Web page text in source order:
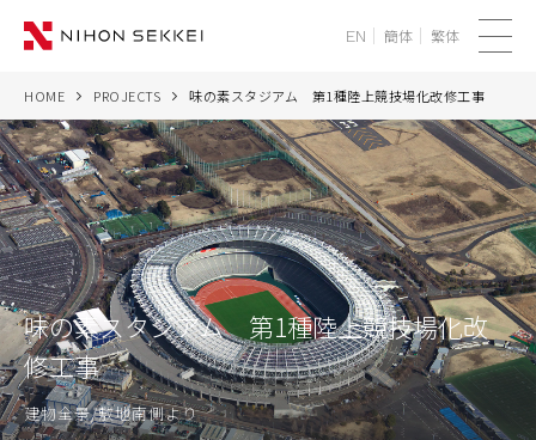
ニ
ュ
ー
SERVICES
PROJECTS
THINK
NEWS
CORPORATE
EN 簡体 繁体
HOME PROJECTS 味の素スタジアム 第1種陸上競技場化改修工事
味の素スタジアム 第1種陸上競技場化改
修工事
建物全景/敷地南側より